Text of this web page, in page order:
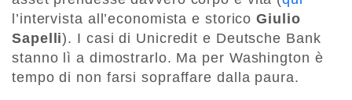
l’intervista all’economista e storicoGiulio
Sapelli). I casi di Unicredit e Deutsche Bank
stanno lì a dimostrarlo. Ma per Washington è
tempo di non farsi sopraffare dalla paura.